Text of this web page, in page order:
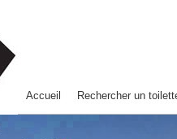
Accueil Rechercher un